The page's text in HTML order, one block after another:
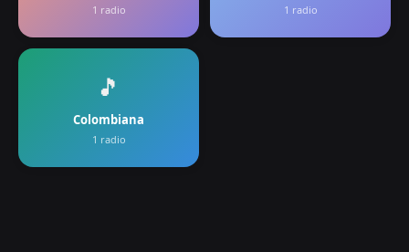
1 radio 1 radio
🎵
Colombiana
1 radio